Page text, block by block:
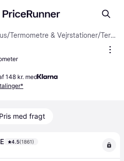
/Termometre & Vejrstationer/ Termometre, Hygrometre & Barometre
148 kr. med
Pris med fragt
4.5(1861)